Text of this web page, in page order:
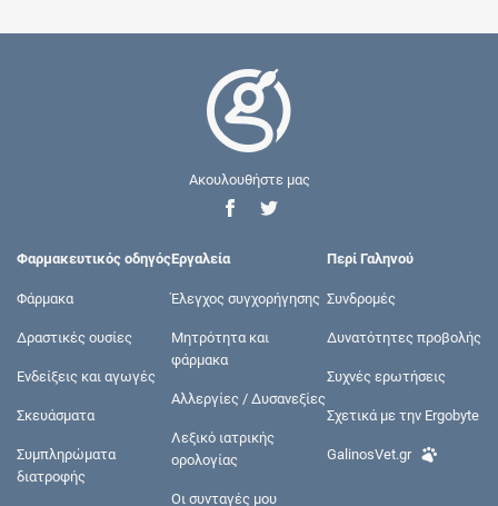
Ακουλουθήστε μας
Φαρμακευτικός οδηγός
Φάρμακα
Δραστικές ουσίες
Ενδείξεις και αγωγές
Σκευάσματα
Συμπληρώματα
διατροφής
Εργαλεία
Έλεγχος συγχορήγησης
Μητρότητα και
φάρμακα
Αλλεργίες / Δυσανεξίες
Λεξικό ιατρικής
ορολογίας
Οι συνταγές μου
Περί Γαληνού
Συνδρομές
Δυνατότητες προβολής
Συχνές ερωτήσεις
Σχετικά με την Ergobyte
GalinosVet.gr